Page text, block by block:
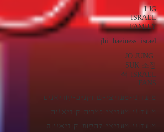
LJG
ISRAEL
FAMILY
jhi_haeiness_israel
JO JUNG-
SUK 조정
석 ISRAEL
FANS
מועדוני-מעריצי-שחקנים-קוריאנים
מועדוני-מעריצי-זמרים-קוריאנים
מועדוני-מעריצי-להקות-קוריאניות